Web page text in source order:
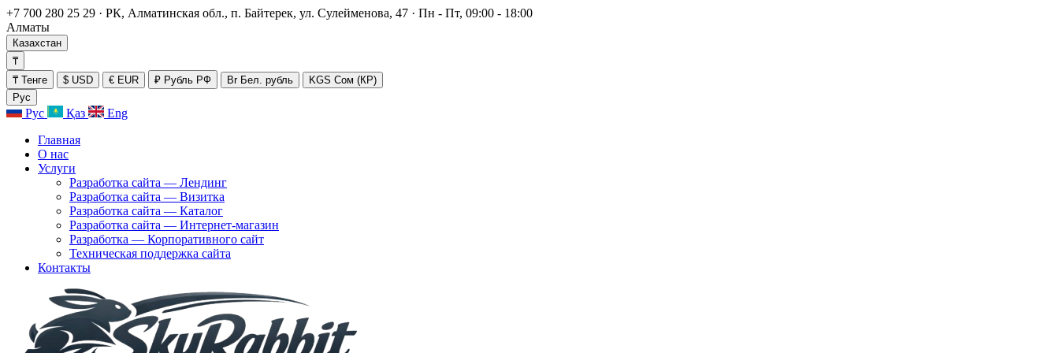
+7 700 280 25 29 · РК, Алматинская обл., п. Байтерек, ул. Сулейменова, 47 · Пн - Пт, 09:00 - 18:00
Алматы
Казахстан
₸
₸ Тенге $ USD € EUR ₽ Рубль РФ BrБел. рубль KGS Сом (КР)
Рус
Рус Қаз
Eng
Главная
О нас
Услуги
Разработка сайта — Лендинг
Разработка сайта — Визитка
Разработка сайта — Каталог
Разработка сайта — Интернет-магазин
Разработка — Корпоративного сайт
Техническая поддержка сайта
Контакты